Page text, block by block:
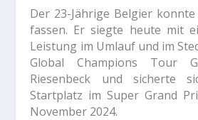
Der 23-Jährige Belgier
fassen. Er siegte heute mit
Leistung im Umlauf und im
Global Champions Tour
Riesenbeck und sicherte
Startplatz im Super Grand
November 2024.